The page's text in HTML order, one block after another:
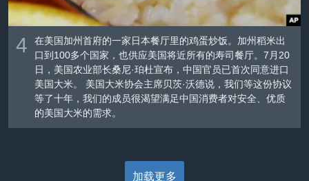
4
在美国加州首府的一家日本餐厅里的鸡蛋炒饭。加州稻米出
口到100多个国家，也供应美国将近所有的寿司餐厅。7月20
日，美国农业部长桑尼·珀杜宣布，中国官员已首次同意进口
美国大米。 美国大米协会主席贝茨·沃德说，我们等这份协议
等了十年，我们的成员很渴望满足中国消费者对安全、优质
的美国大米的需求。
加载更多